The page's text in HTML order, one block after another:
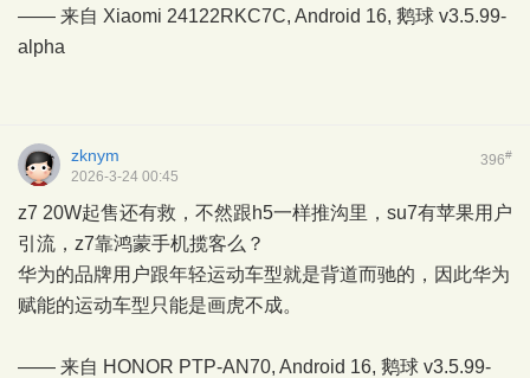
—— 来自 Xiaomi 24122RKC7C, Android 16, 鹅球 v3.5.99-
alpha
396#
zknym
2026-3-24 00:45
z7 20W起售还有救，不然跟h5一样推沟里，su7有苹果用户
引流，z7靠鸿蒙手机揽客么？
华为的品牌用户跟年轻运动车型就是背道而驰的，因此华为
赋能的运动车型只能是画虎不成。
—— 来自 HONOR PTP-AN70, Android 16, 鹅球 v3.5.99-